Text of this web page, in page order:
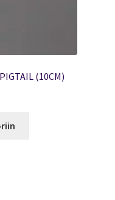
(10CM)